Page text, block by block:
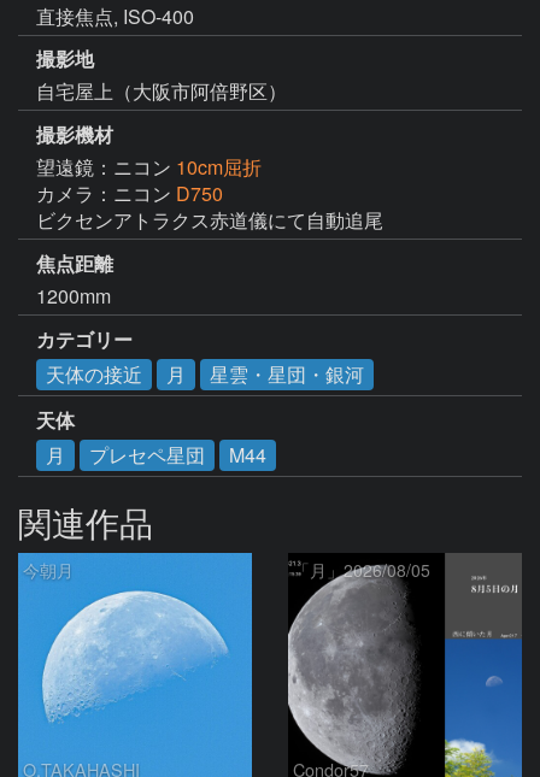
直接焦点, ISO-400
撮影地
自宅屋上（大阪市阿倍野区）
撮影機材
望遠鏡：ニコン 10cm屈折
カメラ：ニコン D750
ビクセンアトラクス赤道儀にて自動追尾
焦点距離
1200mm
カテゴリー
天体の接近
月
星雲・星団・銀河
天体
月
プレセペ星団 M44
関連作品
今朝月
O.TAKAHASHI
「月」2026/08/05
Condor57